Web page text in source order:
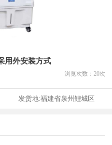
用外安装方式
浏览次数： 20次
发货地:福建省泉州鲤城区